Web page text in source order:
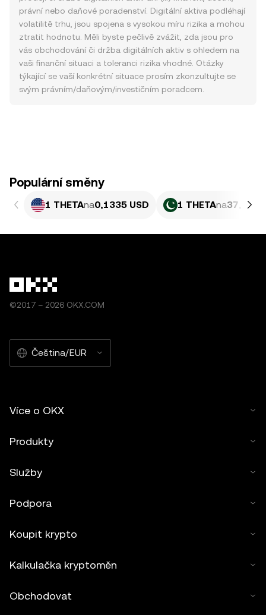
právní nebo daňové poradenství. Digitální aktiva podléhají
volatilitě trhu, jsou spojena s vysokou míru rizika a mohou
ztratit hodnotu. Měli byste pečlivě zvážit, zda jsou pro
vás obchodování či držba digitálních aktiv s ohledem na
vaši finanční situaci a toleranci rizika vhodné. Otázky
týkající se vaší konkrétní situace prosím zkonzultujte se
svým právním/daňovým/investičním poradcem.
Populární směny
1 THETAna0,1335 USD 1 THETAna37,09
©2017 – 2026 OKX.COM
Čeština/EUR
Více o OKX
Produkty
Služby
Podpora
Koupit krypto
Kalkulačka kryptoměn
Obchodovat